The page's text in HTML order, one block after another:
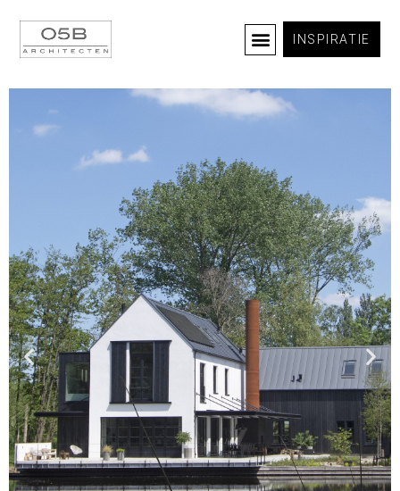
INSPIRATIE